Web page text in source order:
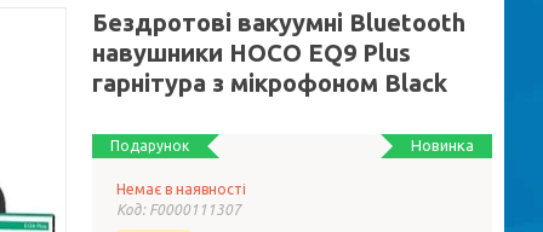
Бездротові вакуумні Bluetooth
навушники HOCO EQ9 Plus
гарнітура з мікрофоном Black
Новинка
Подарунок
Немає в наявності
Код: F0000111307